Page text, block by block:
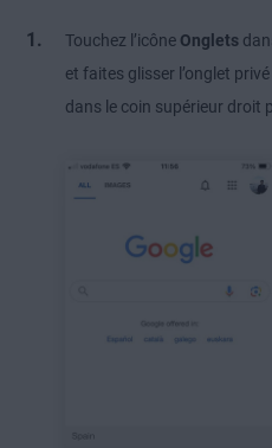
Touchez l’icône Onglets
et faites glisser l’onglet
dans le coin supérieur droit